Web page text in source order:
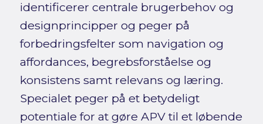
identificerer centrale brugerbehov og
designprincipper og peger på
forbedringsfelter som navigation og
affordances, begrebsforståelse og
konsistens samt relevans og læring.
Specialet peger på et betydeligt
potentiale for at gøre APV til et løbende